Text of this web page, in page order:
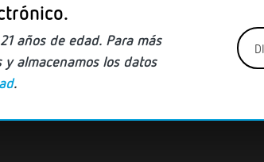
años de edad. Para más
almacenamos los datos
.
Correo